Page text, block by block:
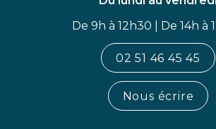
De 9h à 12h30 | De 14h à
02 51 46 45 45
Nous écrire